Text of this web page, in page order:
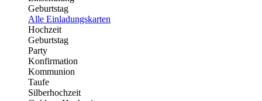
Geburtstag
Alle Einladungskarten
Hochzeit
Geburtstag
Party
Konfirmation
Kommunion
Taufe
Silberhochzeit